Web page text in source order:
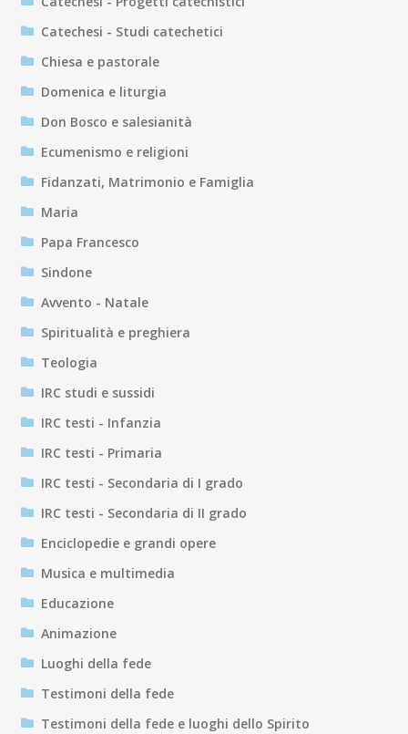
Catechesi - Studi catechetici
Chiesa e pastorale
Domenica e liturgia
Don Bosco e salesianità
Ecumenismo e religioni
Fidanzati, Matrimonio e Famiglia
Maria
Papa Francesco
Sindone
Avvento - Natale
Spiritualità e preghiera
Teologia
IRC studi e sussidi
IRC testi - Infanzia
IRC testi - Primaria
IRC testi - Secondaria di I grado
IRC testi - Secondaria di II grado
Enciclopedie e grandi opere
Musica e multimedia
Educazione
Animazione
Luoghi della fede
Testimoni della fede
Testimoni della fede e luoghi dello Spirito